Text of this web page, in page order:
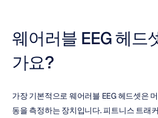
웨어러블 EEG 헤드
가요?
가장 기본적으로 웨어러블 EEG 헤드셋은
동을 측정하는 장치입니다. 피트니스 트래